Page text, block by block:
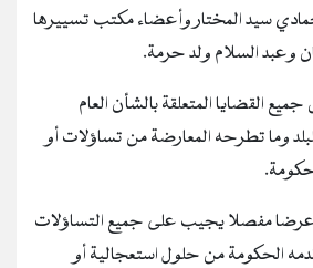
سيد المختار وأعضاء مكتب تسييرها
وعبد السلام ولد حرمة.
القضايا المتعلقة بالشأن العام
وما تطرحه المعارضة من تساؤلات أو
عرضا مفصلا يجيب على جميع التساؤلات
الحكومة من حلول استعجالية أو